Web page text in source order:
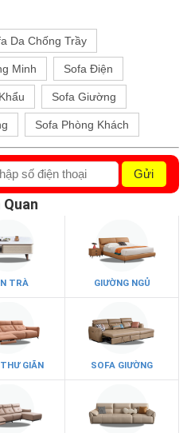
Da Chống Trầy
Minh Sofa Điện
Sofa Giường
Sofa Phòng Khách
Gửi
Quan
TRÀ GIƯỜNG NGỦ
GIÃN SOFA GIƯỜNG